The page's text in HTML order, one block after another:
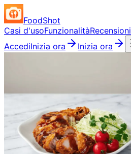
FoodShot
Casi d'usoFunzionalitàRecensioni
AccediInizia ora Inizia ora